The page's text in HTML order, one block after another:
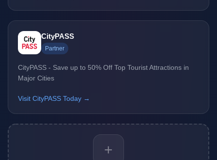
CityPASS
Partner
CityPASS - Save up to 50% Off Top Tourist Attractions in
Major Cities
Visit CityPASS Today →
+